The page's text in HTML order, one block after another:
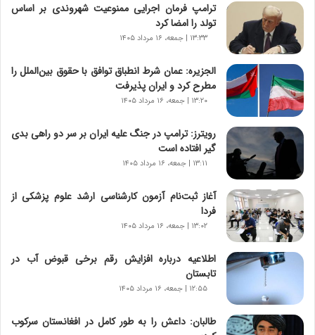
و
ن
ا
س
ت
|
ب
ر
ن
م
ج
د
ی
ا
ا
ن‌
ترامپ فرمان اجرایی ممنوعیت شهروندی بر اساس
تولد را امضا کرد
۱۳:۳۳ | جمعه، ۱۶ مرداد ۱۴۰۵
الجزیره: عمان شرط انطباق توافق با حقوق بین‌الملل را
مطرح کرد و ایران پذیرفت
۱۳:۲۰ | جمعه، ۱۶ مرداد ۱۴۰۵
رویترز: ترامپ در جنگ علیه ایران بر سر دو راهی بدی
گیر افتاده است
۱۳:۱۱ | جمعه، ۱۶ مرداد ۱۴۰۵
آغاز ثبت‌نام‌ آزمون کارشناسی ارشد علوم پزشکی از
فردا
۱۳:۰۲ | جمعه، ۱۶ مرداد ۱۴۰۵
اطلاعیه درباره افزایش رقم برخی قبوض آب در
تابستان
۱۲:۵۵ | جمعه، ۱۶ مرداد ۱۴۰۵
طالبان: داعش را به طور کامل در افغانستان سرکوب